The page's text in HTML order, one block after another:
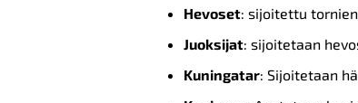
Hevoset: sijoitettu
Juoksijat: sijoitetaan
Kuningatar: Sijoitetaan